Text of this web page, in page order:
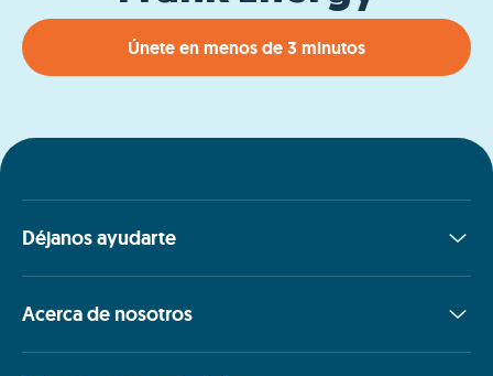
Únete en menos de 3 minutos
Déjanos ayudarte
Acerca de nosotros